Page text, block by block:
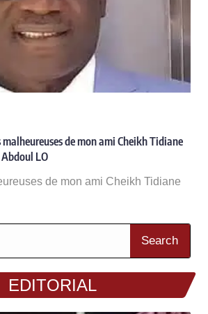
malheureuses de mon ami Cheikh Tidiane
LO
de mon ami Cheikh Tidiane
Search
EDITORIAL